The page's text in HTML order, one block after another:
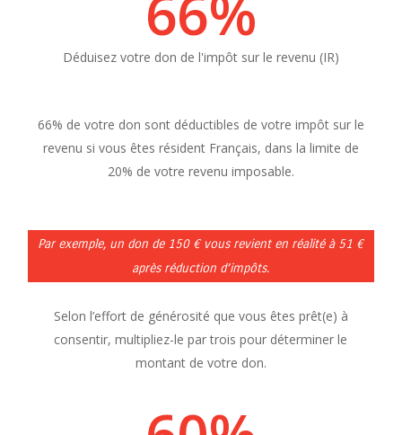
Déduisez votre don de l'impôt sur le revenu (IR)
66% de votre don sont déductibles de votre impôt sur le
revenu si vous êtes résident Français, dans la limite de
20% de votre revenu imposable.
Par exemple, un don de 150 € vous revient en réalité à 51 €
après réduction d’impôts.
Selon l’effort de générosité que vous êtes prêt(e) à
consentir, multipliez-le par trois pour déterminer le
montant de votre don.